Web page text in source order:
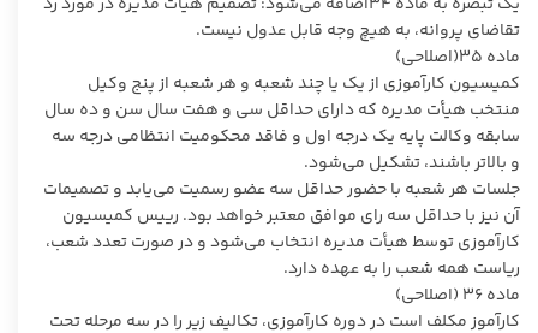
تقاضای پروانه، به هیچ وجه قابل عدول نیست.
ماده ۳۵(اصلاحی)
کمیسیون کارآموزی از یک یا چند شعبه و هر شعبه از پنج وکیل
منتخب هیأت مدیره که دارای حداقل سی و هفت سال سن و ده سال
سابقه وکالت پایه یک درجه اول و فاقد محکومیت انتظامی درجه سه
و بالاتر باشند، تشکیل می‌شود.
جلسات هر شعبه با حضور حداقل سه عضو رسمیت می‌یابد و تصمیمات
آن نیز با حداقل سه رای موافق معتبر خواهد بود. رییس کمیسیون
کارآموزی توسط هیأت مدیره انتخاب می‌شود و در صورت تعدد شعب،
ریاست همه شعب را به عهده دارد.
ماده ۳۶ (اصلاحی)
کارآموز مکلف است در دوره کارآموزی، تکالیف زیر را در سه مرحله تحت